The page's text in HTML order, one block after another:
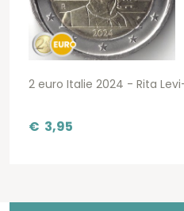
2 euro Italie 2024 - Rita
€ 3,95